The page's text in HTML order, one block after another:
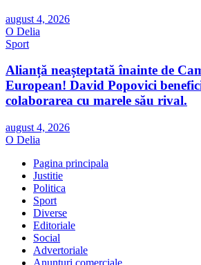
august 4, 2026
O Delia
Sport
Alianță neașteptată înainte de
European! David Popovici
colaborarea cu marele său rival.
august 4, 2026
O Delia
Pagina principala
Justitie
Politica
Sport
Diverse
Editoriale
Social
Advertoriale
Anunturi comerciale